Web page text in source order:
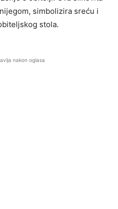
simbolizira sreću i
stola.
nakon oglasa